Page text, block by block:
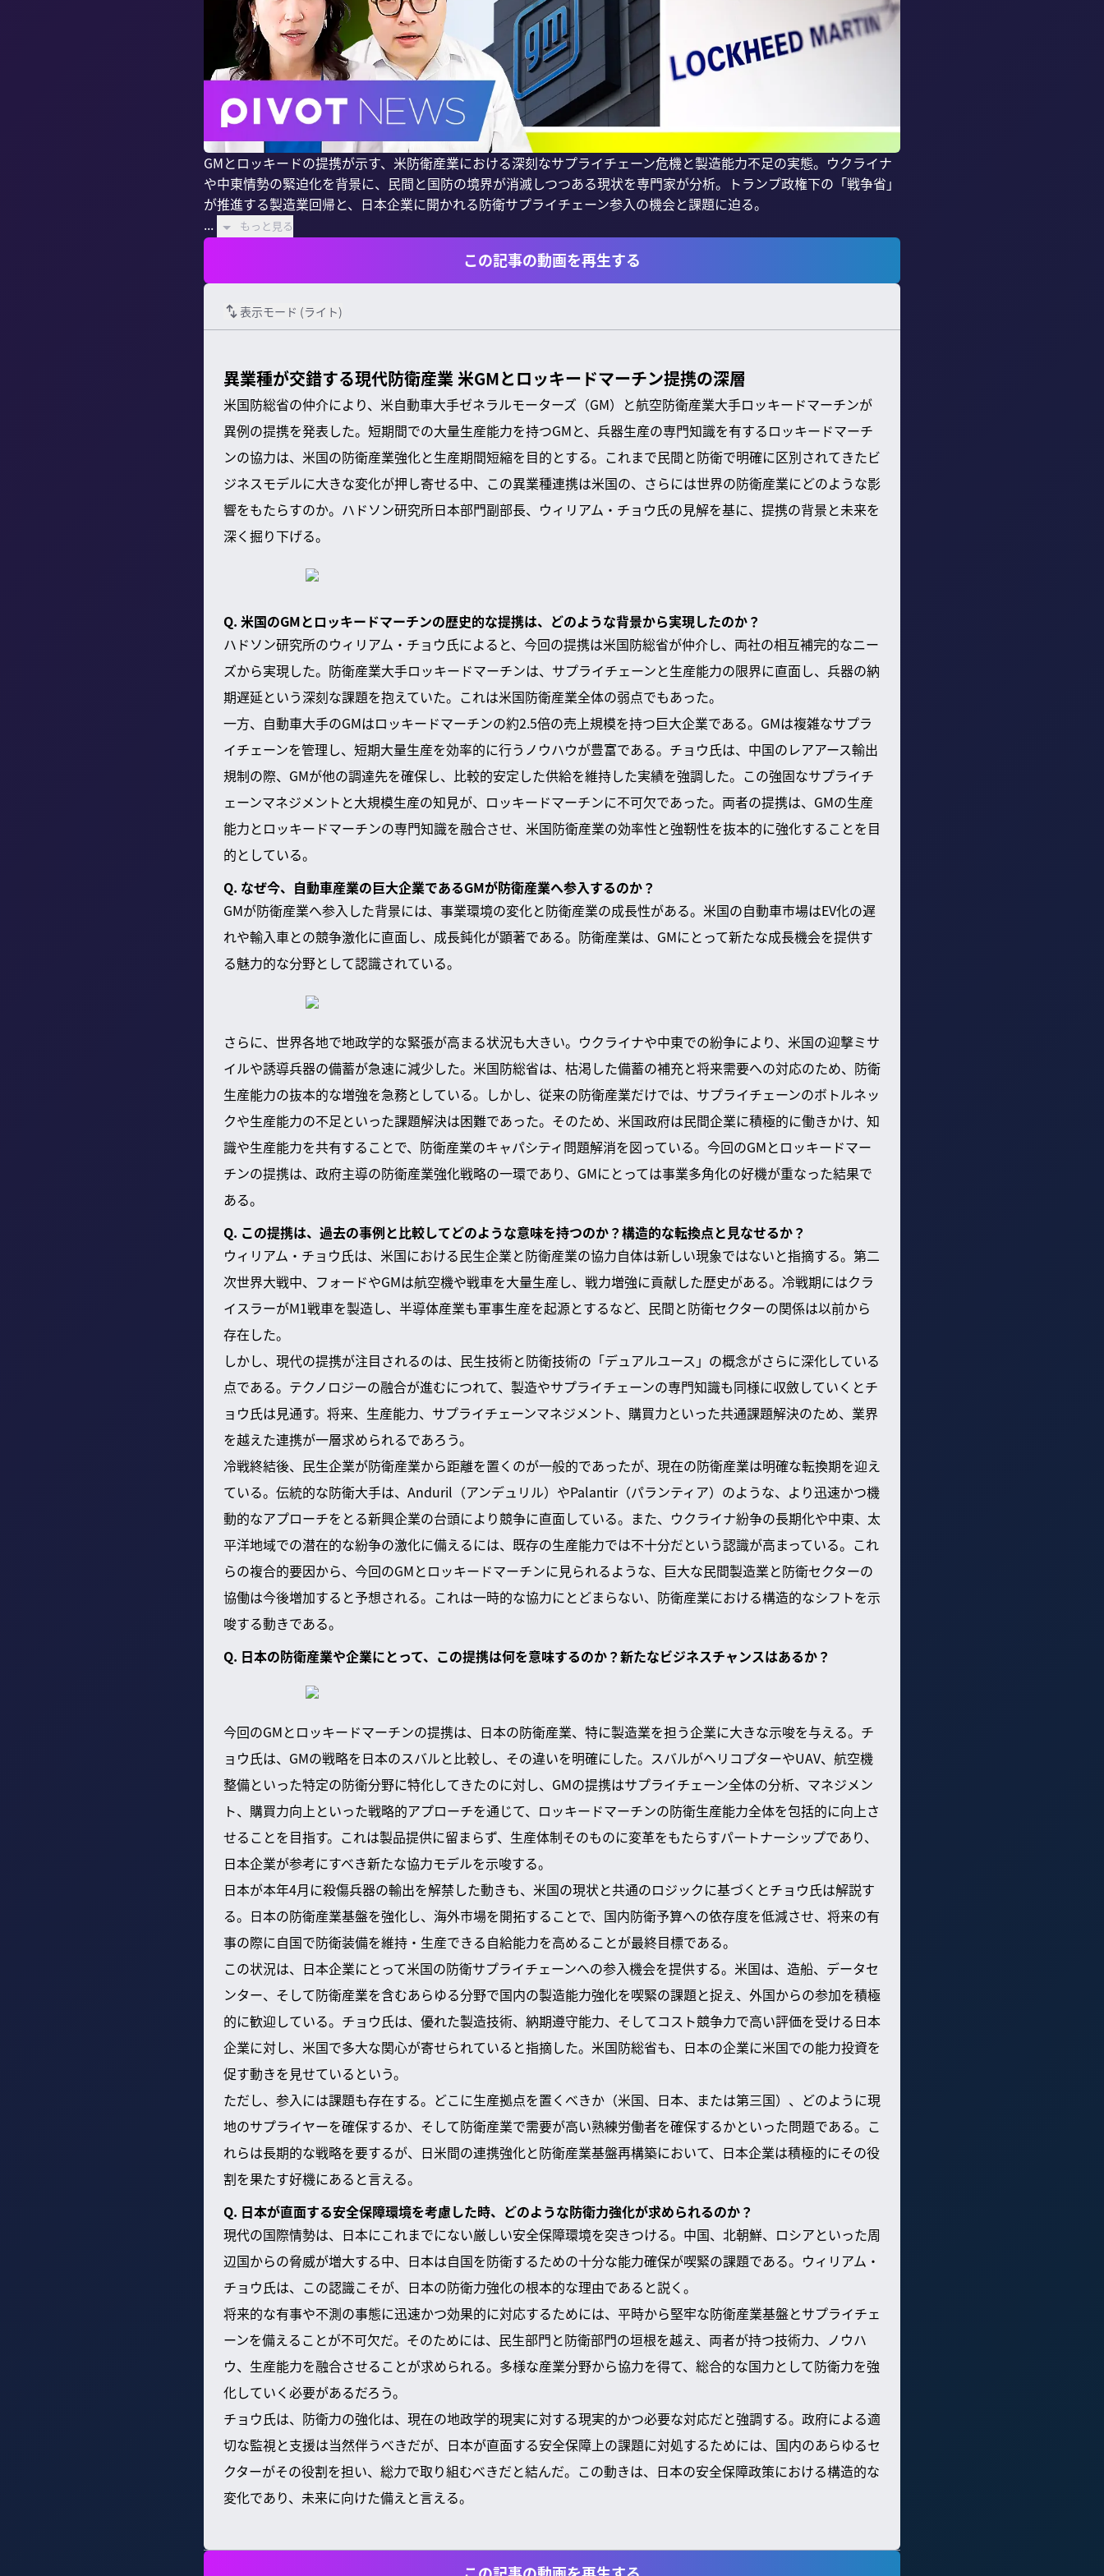
GMとロッキードの提携が示す、米防衛産業における深刻なサプライチェーン危機と製造能力不足の実態。ウクライナ
や中東情勢の緊迫化を背景に、民間と国防の境界が消滅しつつある現状を専門家が分析。トランプ政権下の「戦争省」
が推進する製造業回帰と、日本企業に開かれる防衛サプライチェーン参入の機会と課題に迫る。
...
もっと見る
この記事の動画を再生する
表示モード (ライト)
異業種が交錯する現代防衛産業 米GMとロッキードマーチン提携の深層
米国防総省の仲介により、米自動車大手ゼネラルモーターズ（GM）と航空防衛産業大手ロッキードマーチンが
異例の提携を発表した。短期間での大量生産能力を持つGMと、兵器生産の専門知識を有するロッキードマーチ
ンの協力は、米国の防衛産業強化と生産期間短縮を目的とする。これまで民間と防衛で明確に区別されてきたビ
ジネスモデルに大きな変化が押し寄せる中、この異業種連携は米国の、さらには世界の防衛産業にどのような影
響をもたらすのか。ハドソン研究所日本部門副部長、ウィリアム・チョウ氏の見解を基に、提携の背景と未来を
深く掘り下げる。
Q. 米国のGMとロッキードマーチンの歴史的な提携は、どのような背景から実現したのか？
ハドソン研究所のウィリアム・チョウ氏によると、今回の提携は米国防総省が仲介し、両社の相互補完的なニー
ズから実現した。防衛産業大手ロッキードマーチンは、サプライチェーンと生産能力の限界に直面し、兵器の納
期遅延という深刻な課題を抱えていた。これは米国防衛産業全体の弱点でもあった。
一方、自動車大手のGMはロッキードマーチンの約2.5倍の売上規模を持つ巨大企業である。GMは複雑なサプラ
イチェーンを管理し、短期大量生産を効率的に行うノウハウが豊富である。チョウ氏は、中国のレアアース輸出
規制の際、GMが他の調達先を確保し、比較的安定した供給を維持した実績を強調した。この強固なサプライチ
ェーンマネジメントと大規模生産の知見が、ロッキードマーチンに不可欠であった。両者の提携は、GMの生産
能力とロッキードマーチンの専門知識を融合させ、米国防衛産業の効率性と強靭性を抜本的に強化することを目
的としている。
Q. なぜ今、自動車産業の巨大企業であるGMが防衛産業へ参入するのか？
GMが防衛産業へ参入した背景には、事業環境の変化と防衛産業の成長性がある。米国の自動車市場はEV化の遅
れや輸入車との競争激化に直面し、成長鈍化が顕著である。防衛産業は、GMにとって新たな成長機会を提供す
る魅力的な分野として認識されている。
さらに、世界各地で地政学的な緊張が高まる状況も大きい。ウクライナや中東での紛争により、米国の迎撃ミサ
イルや誘導兵器の備蓄が急速に減少した。米国防総省は、枯渇した備蓄の補充と将来需要への対応のため、防衛
生産能力の抜本的な増強を急務としている。しかし、従来の防衛産業だけでは、サプライチェーンのボトルネッ
クや生産能力の不足といった課題解決は困難であった。そのため、米国政府は民間企業に積極的に働きかけ、知
識や生産能力を共有することで、防衛産業のキャパシティ問題解消を図っている。今回のGMとロッキードマー
チンの提携は、政府主導の防衛産業強化戦略の一環であり、GMにとっては事業多角化の好機が重なった結果で
ある。
Q. この提携は、過去の事例と比較してどのような意味を持つのか？構造的な転換点と見なせるか？
ウィリアム・チョウ氏は、米国における民生企業と防衛産業の協力自体は新しい現象ではないと指摘する。第二
次世界大戦中、フォードやGMは航空機や戦車を大量生産し、戦力増強に貢献した歴史がある。冷戦期にはクラ
イスラーがM1戦車を製造し、半導体産業も軍事生産を起源とするなど、民間と防衛セクターの関係は以前から
存在した。
しかし、現代の提携が注目されるのは、民生技術と防衛技術の「デュアルユース」の概念がさらに深化している
点である。テクノロジーの融合が進むにつれて、製造やサプライチェーンの専門知識も同様に収斂していくとチ
ョウ氏は見通す。将来、生産能力、サプライチェーンマネジメント、購買力といった共通課題解決のため、業界
を越えた連携が一層求められるであろう。
冷戦終結後、民生企業が防衛産業から距離を置くのが一般的であったが、現在の防衛産業は明確な転換期を迎え
ている。伝統的な防衛大手は、Anduril（アンデュリル）やPalantir（パランティア）のような、より迅速かつ機
動的なアプローチをとる新興企業の台頭により競争に直面している。また、ウクライナ紛争の長期化や中東、太
平洋地域での潜在的な紛争の激化に備えるには、既存の生産能力では不十分だという認識が高まっている。これ
らの複合的要因から、今回のGMとロッキードマーチンに見られるような、巨大な民間製造業と防衛セクターの
協働は今後増加すると予想される。これは一時的な協力にとどまらない、防衛産業における構造的なシフトを示
唆する動きである。
Q. 日本の防衛産業や企業にとって、この提携は何を意味するのか？新たなビジネスチャンスはあるか？
今回のGMとロッキードマーチンの提携は、日本の防衛産業、特に製造業を担う企業に大きな示唆を与える。チ
ョウ氏は、GMの戦略を日本のスバルと比較し、その違いを明確にした。スバルがヘリコプターやUAV、航空機
整備といった特定の防衛分野に特化してきたのに対し、GMの提携はサプライチェーン全体の分析、マネジメン
ト、購買力向上といった戦略的アプローチを通じて、ロッキードマーチンの防衛生産能力全体を包括的に向上さ
せることを目指す。これは製品提供に留まらず、生産体制そのものに変革をもたらすパートナーシップであり、
日本企業が参考にすべき新たな協力モデルを示唆する。
日本が本年4月に殺傷兵器の輸出を解禁した動きも、米国の現状と共通のロジックに基づくとチョウ氏は解説す
る。日本の防衛産業基盤を強化し、海外市場を開拓することで、国内防衛予算への依存度を低減させ、将来の有
事の際に自国で防衛装備を維持・生産できる自給能力を高めることが最終目標である。
この状況は、日本企業にとって米国の防衛サプライチェーンへの参入機会を提供する。米国は、造船、データセ
ンター、そして防衛産業を含むあらゆる分野で国内の製造能力強化を喫緊の課題と捉え、外国からの参加を積極
的に歓迎している。チョウ氏は、優れた製造技術、納期遵守能力、そしてコスト競争力で高い評価を受ける日本
企業に対し、米国で多大な関心が寄せられていると指摘した。米国防総省も、日本の企業に米国での能力投資を
促す動きを見せているという。
ただし、参入には課題も存在する。どこに生産拠点を置くべきか（米国、日本、または第三国）、どのように現
地のサプライヤーを確保するか、そして防衛産業で需要が高い熟練労働者を確保するかといった問題である。こ
れらは長期的な戦略を要するが、日米間の連携強化と防衛産業基盤再構築において、日本企業は積極的にその役
割を果たす好機にあると言える。
Q. 日本が直面する安全保障環境を考慮した時、どのような防衛力強化が求められるのか？
現代の国際情勢は、日本にこれまでにない厳しい安全保障環境を突きつける。中国、北朝鮮、ロシアといった周
辺国からの脅威が増大する中、日本は自国を防衛するための十分な能力確保が喫緊の課題である。ウィリアム・
チョウ氏は、この認識こそが、日本の防衛力強化の根本的な理由であると説く。
将来的な有事や不測の事態に迅速かつ効果的に対応するためには、平時から堅牢な防衛産業基盤とサプライチェ
ーンを備えることが不可欠だ。そのためには、民生部門と防衛部門の垣根を越え、両者が持つ技術力、ノウハ
ウ、生産能力を融合させることが求められる。多様な産業分野から協力を得て、総合的な国力として防衛力を強
化していく必要があるだろう。
チョウ氏は、防衛力の強化は、現在の地政学的現実に対する現実的かつ必要な対応だと強調する。政府による適
切な監視と支援は当然伴うべきだが、日本が直面する安全保障上の課題に対処するためには、国内のあらゆるセ
クターがその役割を担い、総力で取り組むべきだと結んだ。この動きは、日本の安全保障政策における構造的な
変化であり、未来に向けた備えと言える。